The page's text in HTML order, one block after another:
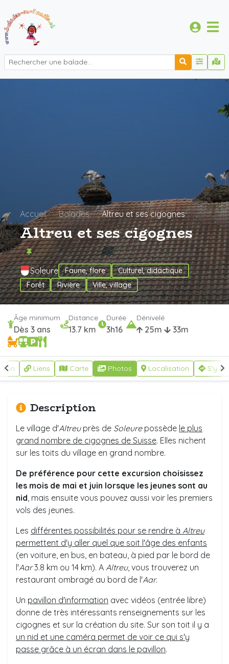
Accueil Balades Altreu et ses cigognes
Altreu et ses cigognes
Soleure Faune, flore
Culturel, didactique
Forêt
Rivière Ville, village
Âge minimum
Dès 3 ans
Distance
13.7 km
Durée
3h16
Dénivelé
25m 33m
Liens Carte Photos Localisation S'y
Description
Le village d'Altreuprès de Soleurepossède le plus
grand nombre de cigognes de Suisse. Elles nichent
sur les toits du village en grand nombre.
De préférence pour cette excursion choisissez
les mois de mai et juin lorsque les jeunes sont au
nid, mais ensuite vous pouvez aussi voir les premiers
vols des jeunes.
Les différentes possibilités pour se rendre à Altreu
permettent d'y aller quel que soit l'âge des enfants
(en voiture, en bus, en bateau, à pied par le bord de
l'Aar3.8 km ou 14 km). A Altreu, vous trouverez un
restaurant ombragé au bord de l'Aar.
Un pavillon d'information avec vidéos (entrée libre)
donne de très intéressants renseignements sur les
cigognes et sur la création du site. Sur son toit il y a
un nid et une caméra permet de voir ce qui s'y
passe grâce à un écran dans le pavillon.